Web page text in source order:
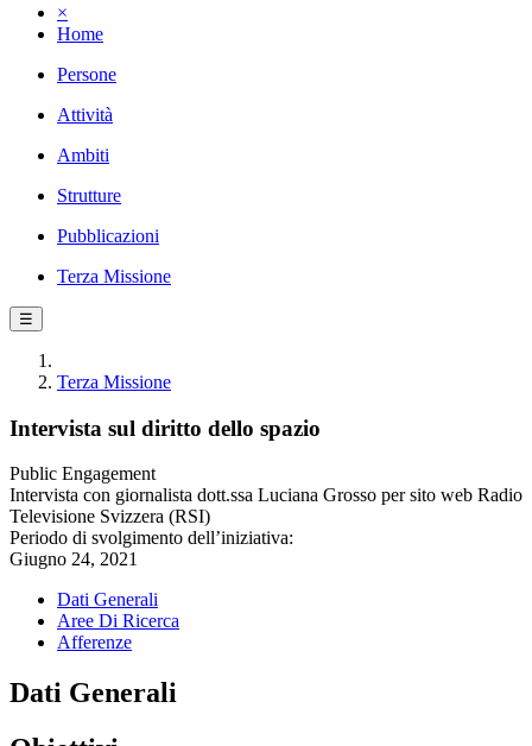
×
Home
Persone
Attività
Ambiti
Strutture
Pubblicazioni
Terza Missione
☰
Terza Missione
Intervista sul diritto dello spazio
Public Engagement
Intervista con giornalista dott.ssa Luciana Grosso per sito web Radio
Televisione Svizzera (RSI)
Periodo di svolgimento dell’iniziativa:
Giugno 24, 2021
Dati Generali
Aree Di Ricerca
Afferenze
Dati Generali